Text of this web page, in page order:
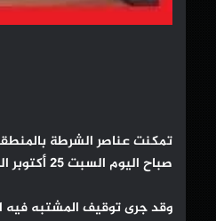
تمكنت عناصر الشرطة
صباح اليوم السبت 25 أكتوبر الجاري، من توقيف شخصين يشتبه في تورطهما في قضية تتعلق بترويج المخدرات والمؤثرات العقلية.
وقد جرى توقيف المشتبه فيه